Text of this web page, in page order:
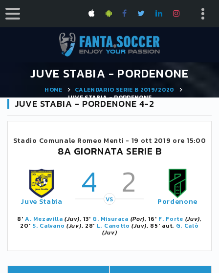
JUVE STABIA - PORDENONE
HOME
CALENDARIO SERIE B 2019/2020
JUVE STABIA - PORDENONE
JUVE STABIA - PORDENONE 4-2
Stadio Comunale Romeo Menti - 19 ott 2019 ore 15:00
8A GIORNATA SERIE B
Juve Stabia 4 2
VS Pordenone
8'A. Mezavilla (Juv), 13' G. Misuraca (Por), 16' F. Forte (Juv),
20' S. Calvano (Juv), 28' L. Canotto (Juv), 85' aut. G. Calò
(Juv)